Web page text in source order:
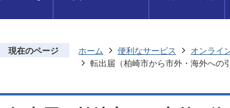
現在のページ ホーム 便利なサービス オンライ
転出届（柏崎市から市外・海外への